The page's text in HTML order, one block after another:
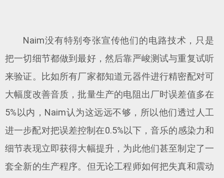
Naim没有特别夸张宣传他们的电路技术，只是
把一切细节都做到最好，然后靠严峻测试与重复试听
来验证。比如所有厂家都知道元器件进行精密配对可
大幅度改善音质，批量生产的电阻出厂时误差值多在
5%以内，Naim认为这远远不够，所以他们透过人工
进一步配对把误差控制在0.5%以下，音乐的感染力和
细节表现立即获得大幅提升，为此他们甚至制定了一
套全新的生产程序。但无论工程师如何把失真和震动